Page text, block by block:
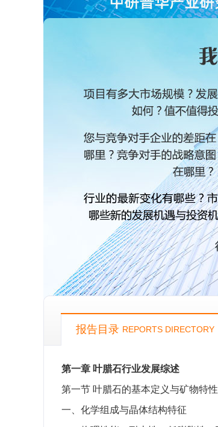
报告目录 REPORTS DIRECTORY
第一章 叶腊石行业发展综述
第一节 叶腊石的基本定义与矿物特性
一、化学组成与晶体结构特征